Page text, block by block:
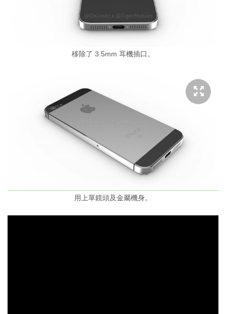
移除了 3.5mm 耳機插口。
用上單鏡頭及金屬機身。